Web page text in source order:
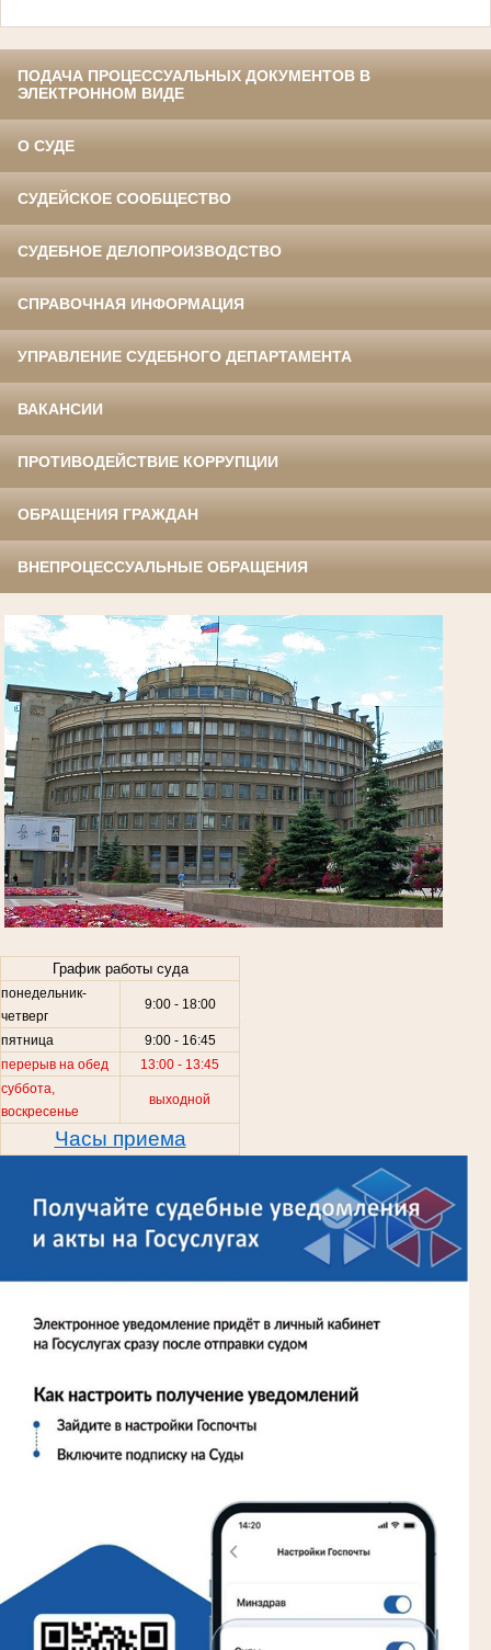
ПОДАЧА ПРОЦЕССУАЛЬНЫХ ДОКУМЕНТОВ В
ЭЛЕКТРОННОМ ВИДЕ
О СУДЕ
СУДЕЙСКОЕ СООБЩЕСТВО
СУДЕБНОЕ ДЕЛОПРОИЗВОДСТВО
СПРАВОЧНАЯ ИНФОРМАЦИЯ
УПРАВЛЕНИЕ СУДЕБНОГО ДЕПАРТАМЕНТА
ВАКАНСИИ
ПРОТИВОДЕЙСТВИЕ КОРРУПЦИИ
ОБРАЩЕНИЯ ГРАЖДАН
ВНЕПРОЦЕССУАЛЬНЫЕ ОБРАЩЕНИЯ
График работы суда
понедельник-
четверг
9:00 - 18:00
пятница
9:00 - 16:45
перерыв на обед
13:00 - 13:45
суббота,
воскресенье
выходной
Часы приема